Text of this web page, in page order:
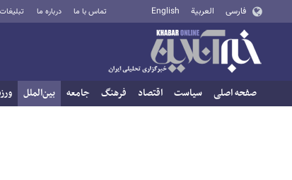
فارسی العربية English تماس با ما درباره ما تبلیغات
صفحه اصلی سیاست اقتصاد فرهنگ جامعه بین‌الملل